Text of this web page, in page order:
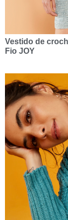
Vestido de
Fio JOY